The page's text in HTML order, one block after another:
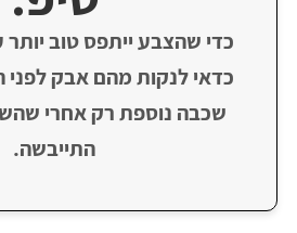
כדי שהצבע ייתפס טוב יותר
כדאי לנקות מהם אבק לפני
שכבה נוספת רק אחרי
התייבשה.